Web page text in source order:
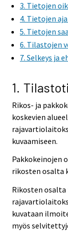
3. Tietojen
4. Tietojen
5. Tietojen
6. Tilastojen
7. Selkeys ja
1.
Rikos- ja
koskevien
kuvaamiseen.
Pakkokeinojen
rikosten osalta
Rikosten
kuvataan
myös